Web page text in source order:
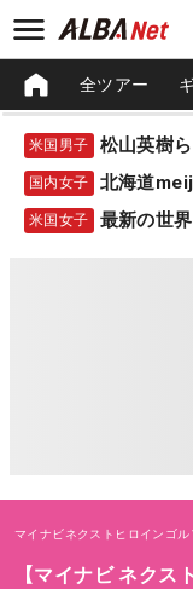
全ツアー
米国男子
国内女子 北海道
米国女子 最新の世
マイナビネクストヒロインゴル
【マイナビ ネクス